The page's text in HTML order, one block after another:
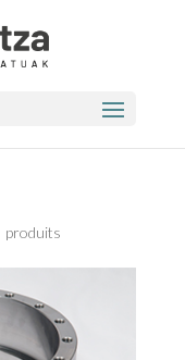
produits